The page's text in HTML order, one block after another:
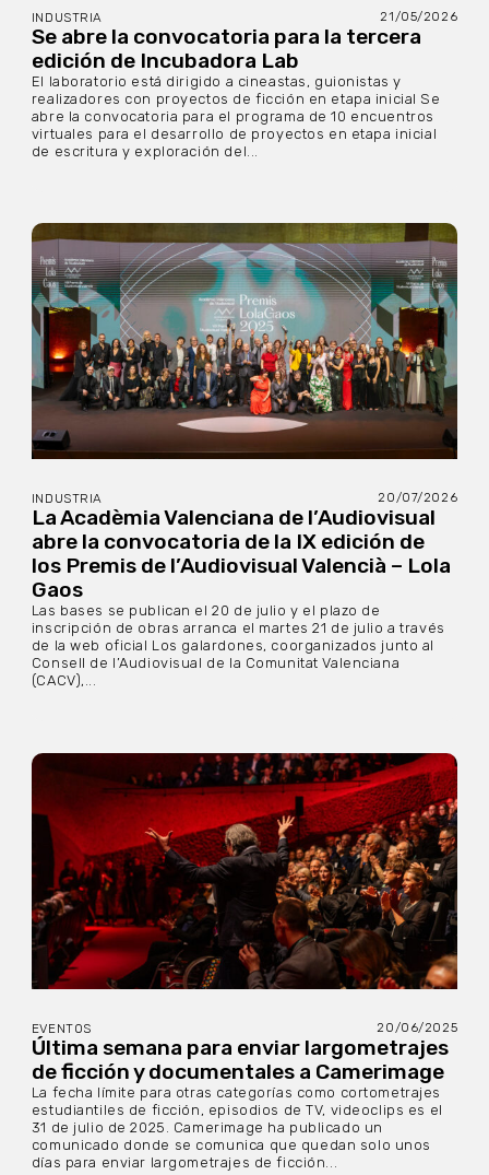
INDUSTRIA 21/05/2026
Se abre la convocatoria para la tercera
edición de Incubadora Lab
El laboratorio está dirigido a cineastas, guionistas y
realizadores con proyectos de ficción en etapa inicial Se
abre la convocatoria para el programa de 10 encuentros
virtuales para el desarrollo de proyectos en etapa inicial
de escritura y exploración del...
INDUSTRIA 20/07/2026
La Acadèmia Valenciana de l’Audiovisual
abre la convocatoria de la IX edición de
los Premis de l’Audiovisual Valencià – Lola
Gaos
Las bases se publican el 20 de julio y el plazo de
inscripción de obras arranca el martes 21 de julio a través
de la web oficial Los galardones, coorganizados junto al
Consell de l’Audiovisual de la Comunitat Valenciana
(CACV),...
EVENTOS 20/06/2025
Última semana para enviar largometrajes
de ficción y documentales a Camerimage
La fecha límite para otras categorías como cortometrajes
estudiantiles de ficción, episodios de TV, videoclips es el
31 de julio de 2025. Camerimage ha publicado un
comunicado donde se comunica que quedan solo unos
días para enviar largometrajes de ficción...